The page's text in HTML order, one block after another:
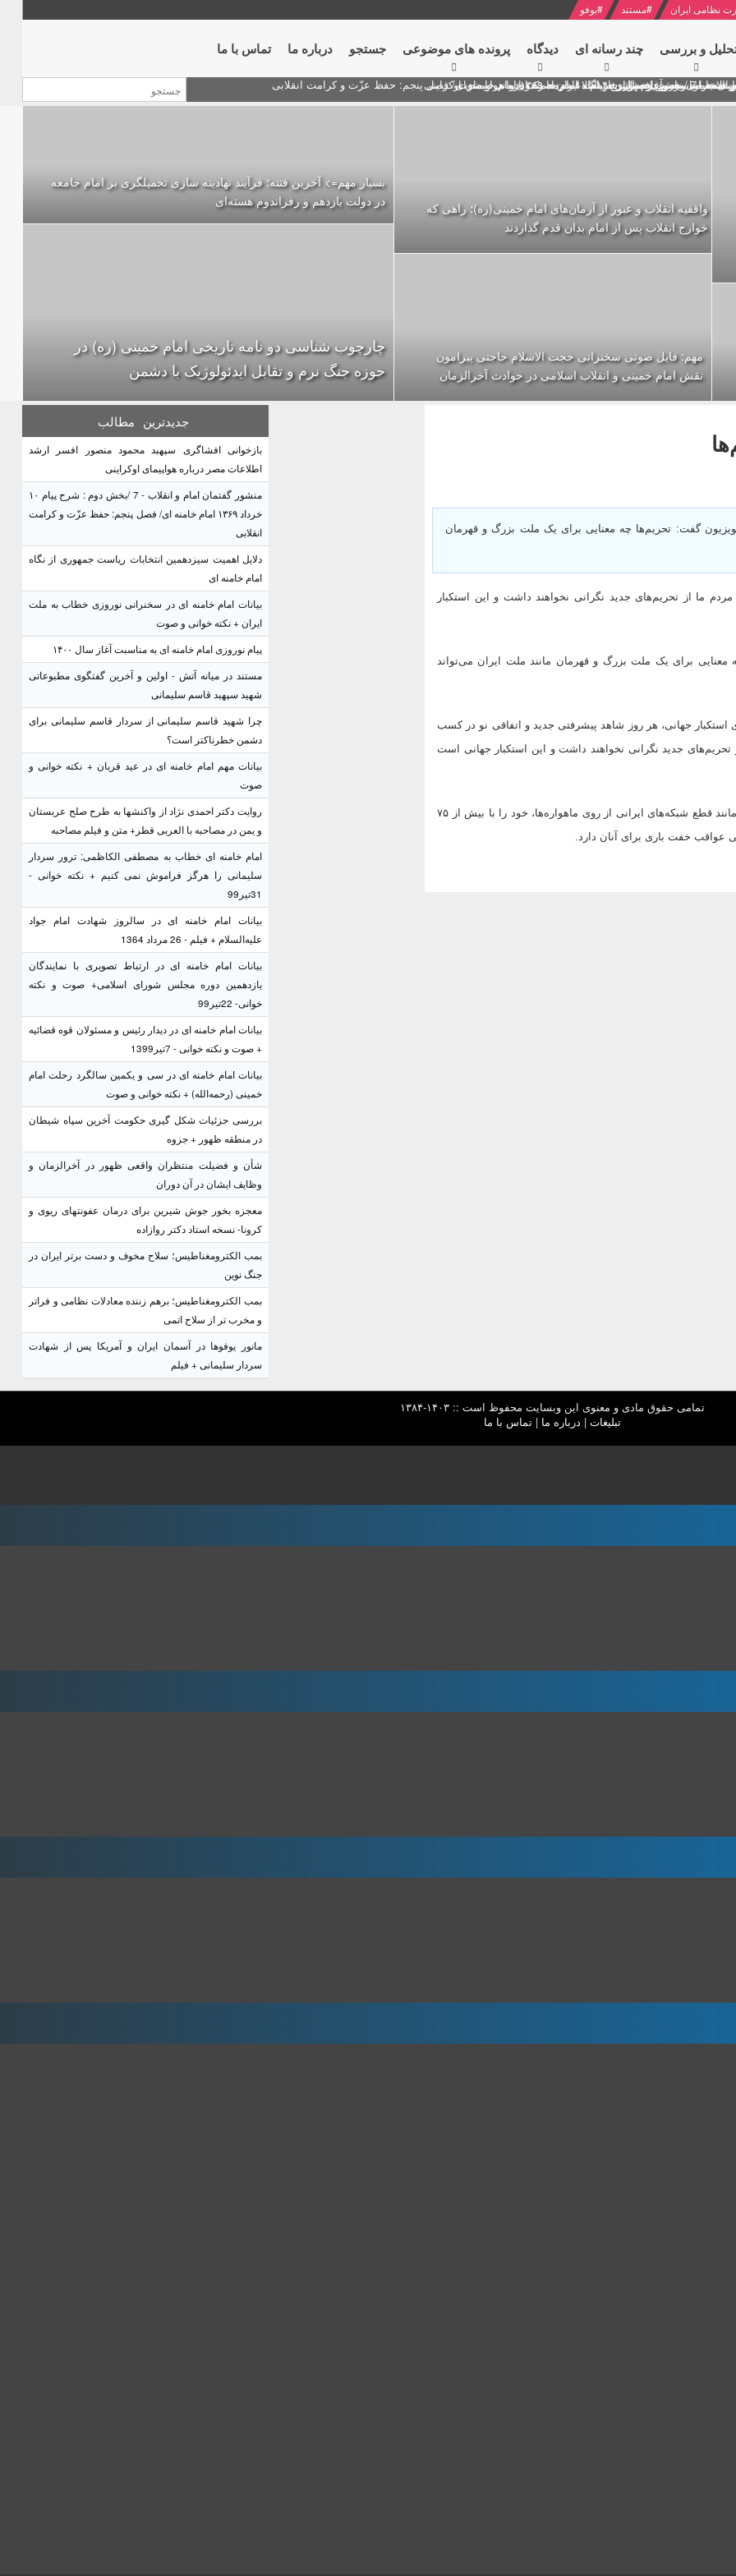
نظامی ایران #مستند #یوفو
و بررسی چند رسانه ای دیدگاه‌ پرونده های موضوعی جستجو درباره ما تماس با ما
پنجم: حفظ عزّت و کرامت انقلابی
محمود منصور افسر ارشد اطلاعات مصر درباره هواپیمای اوکراینی
انتخابات ریاست جمهوری از نگاه امام خامنه ای
در سخنرانی نوروزی خطاب به ملت ایران + نکته خوانی و صوت
به مناسبت آغاز سال ۱۴۰۰
واقفیه‌ انقلاب و عبور از آرمان‌های امام خمینی(ره)؛ راهی که
خوارج انقلاب پس از امام بدان قدم گذاردند
مهم: فایل صوتی سخنرانی حجت الاسلام حاجتی پیرامون
نقش امام خمینی و انقلاب اسلامی در حوادث آخرالزمان
بسیار مهم=> آخرین فتنه؛ فرآیند نهادینه سازی تحمیلگری بر امام جامعه
در دولت یازدهم و رفراندوم هسته‌ای
چارچوب شناسی دو نامه تاریخی امام خمینی (ره) در
حوزه جنگ نرم و تقابل ایدئولوژیک با دشمن
گفت: تحریم‌ها چه معنایی برای یک ملت بزرگ و قهرمان
ما از تحریم‌های جدید نگرانی نخواهند داشت و این استکبار
معنایی برای یک ملت بزرگ و قهرمان مانند ملت ایران می‌تواند
استکبار جهانی، هر روز شاهد پیشرفتی جدید و اتفاقی نو در کسب
جدید نگرانی نخواهند داشت و این استکبار جهانی است
نصیریان افزود: استکبار در حقیقت با اعمال تحریم‌های اقتصادی و فرهنگی مانند قطع شبکه‌های ایرانی از روی ماهواره‌ها، خود را با بیش از ۷۵
عواقب خفت باری برای آنان دارد.
جدیدترین مطالب
بازخوانی افشاگری سپهبد محمود منصور افسر ارشد
اطلاعات مصر درباره هواپیمای اوکراینی
منشور گفتمان امام و انقلاب - 7 /بخش دوم : شرح پیام ۱۰
خرداد ۱۳۶۹ امام خامنه ای/ فصل پنجم: حفظ عزّت و کرامت
انقلابی
دلایل اهمیت سیزدهمین انتخابات ریاست جمهوری از نگاه
امام خامنه ای
بیانات امام خامنه ای در سخنرانی نوروزی خطاب به ملت
ایران + نکته خوانی و صوت
پیام نوروزی امام خامنه ای به مناسبت آغاز سال ۱۴۰۰
مستند در میانه آتش - اولین و آخرین گفتگوی مطبوعاتی
شهید سپهبد قاسم سلیمانی
چرا شهید قاسم سلیمانی از سردار قاسم سلیمانی برای
دشمن خطرناکتر است؟
بیانات مهم امام خامنه ای در عید قربان + نکته خوانی و
صوت
روایت دکتر احمدی نژاد از واکنشها به طرح صلح عربستان
و یمن در مصاحبه با العربی قطر+ متن و فیلم مصاحبه
امام خامنه ای خطاب به مصطفی الکاظمی: ترور سردار
سلیمانی را هرگز فراموش نمی کنیم + نکته خوانی -
31تیر99
بیانات امام خامنه ای در سالروز شهادت امام جواد
علیه‌السلام + فیلم - 26 مرداد 1364
بیانات امام خامنه ای در ارتباط تصویری با نمایندگان
یازدهمین دوره مجلس شورای اسلامی+ صوت و نکته
خوانی- 22تیر99
بیانات امام خامنه ای در دیدار رئیس و مسئولان قوه قضائیه
+ صوت و نکته خوانی - 7تیر1399
بیانات امام خامنه ای در سی و یکمین سالگرد رحلت امام
خمینی (رحمه‌الله) + نکته خوانی و صوت
بررسی جزئیات شکل گیری حکومت آخرین سپاه شیطان
در منطقه ظهور + جزوه
شأن و فضیلت منتظران واقعی ظهور در آخرالزمان و
وظایف ایشان در آن دوران
معجزه بخور جوش شیرین برای درمان عفونتهای ریوی و
کرونا- نسخه استاد دکتر روازاده
بمب الکترومغناطیس؛ سلاح مخوف و دست برتر ایران در
جنگ نوین
بمب الکترومغناطیس؛ برهم زننده معادلات نظامی و فراتر
و مخرب تر از سلاح اتمی
مانور یوفوها در آسمان ایران و آمریکا پس از شهادت
سردار سلیمانی + فیلم
تمامی حقوق مادی و معنوی این وبسایت محفوظ است :: ۱۴۰۳-۱۳۸۴
تبلیغات | درباره ما |تماس با ما